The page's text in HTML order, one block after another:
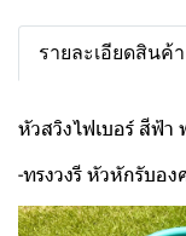
รายละเอียดสินค้า
หัวสวิงไฟเบอร์ สีฟ้า
-ทรงวงรี หัวหักรับอ